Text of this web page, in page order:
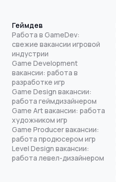
Геймдев
Работа в GameDev:
свежие вакансии игровой
индустрии
Game Development
вакансии: работа в
разработке игр
Game Design вакансии:
работа геймдизайнером
Game Art вакансии: работа
художником игр
Game Producer вакансии:
работа продюсером игр
Level Design вакансии:
работа левел-дизайнером